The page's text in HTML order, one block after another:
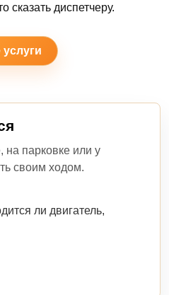
сказать диспетчеру.
услуги
на парковке или у
своим ходом.
ли двигатель,